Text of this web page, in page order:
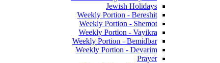
Jewish Holidays
Weekly Portion - Bereshit
Weekly Portion - Shemot
Weekly Portion - Vayikra
Weekly Portion - Bemidbar
Weekly Portion - Devarim
Prayer